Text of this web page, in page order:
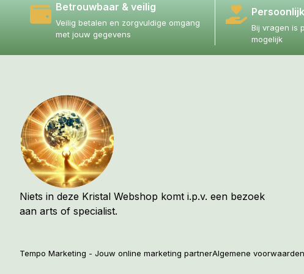
Betrouwbaar & veilig
Veilig betalen en zorgvuldige omgang
met jouw gegevens
Bij vragen is
mogelijk
Niets in deze Kristal Webshop komt i.p.v. een bezoek
aan arts of specialist.
Tempo Marketing - Jouw online marketing partnerAlgemene voorwaarden